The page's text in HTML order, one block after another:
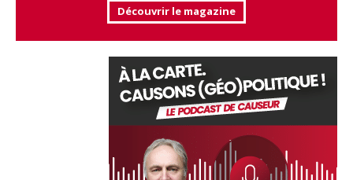
Découvrir le magazine